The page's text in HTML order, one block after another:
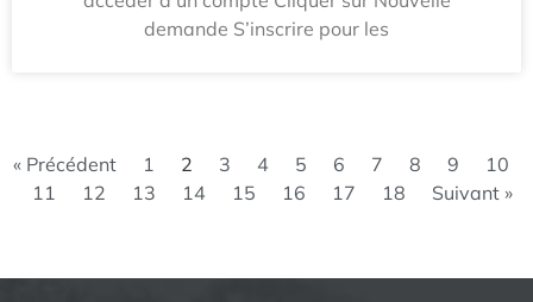
demande S’inscrire pour les
« Précédent 1 2 3 4 5 6 7 8 9
10
11
12 13 14 15 16 17 18 Suivant »